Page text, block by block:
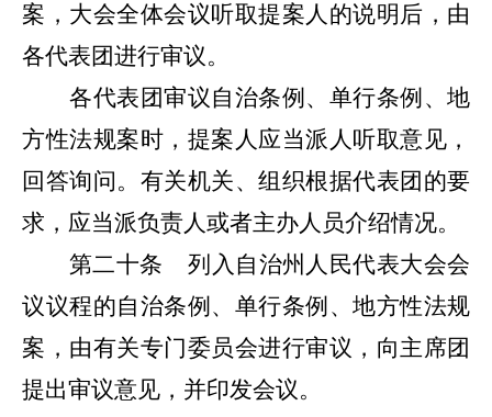
案，大会全体会议听取提案人的说明后，由
各代表团进行审议。
各代表团审议自治条例、单行条例、地
方性法规案时，提案人应当派人听取意见，
回答询问。有关机关、组织根据代表团的要
求，应当派负责人或者主办人员介绍情况。
第二十条
列入自治州人民代表大会会
议议程的自治条例、单行条例、地方性法规
案，由有关专门委员会进行审议，向主席团
提出审议意见，并印发会议。